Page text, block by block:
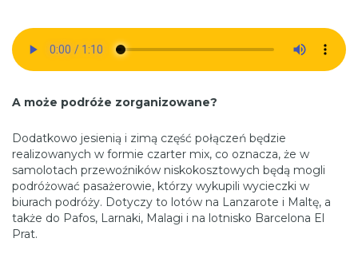
A może podróże zorganizowane?
Dodatkowo jesienią i zimą część połączeń będzie
realizowanych w formie czarter mix, co oznacza, że w
samolotach przewoźników niskokosztowych będą mogli
podróżować pasażerowie, którzy wykupili wycieczki w
biurach podróży. Dotyczy to lotów na Lanzarote i Maltę, a
także do Pafos, Larnaki, Malagi i na lotnisko Barcelona El
Prat.